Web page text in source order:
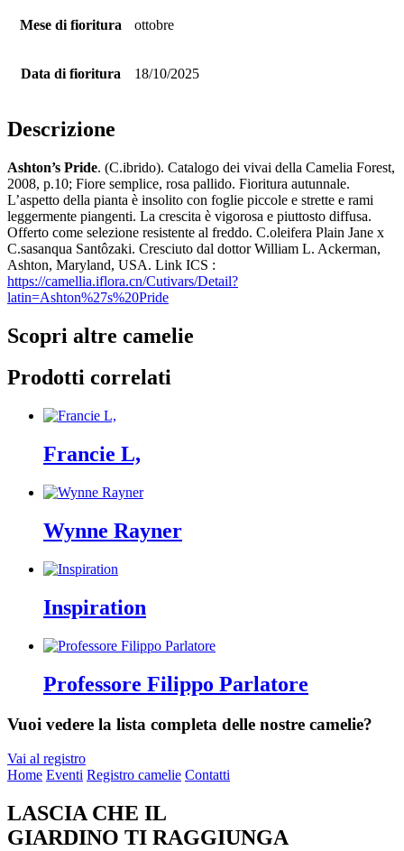
Mese di fioritura ottobre
Data di fioritura 18/10/2025
Descrizione
Ashton’s Pride. (C.ibrido). Catalogo dei vivai della Camelia Forest,
2008, p.10; Fiore semplice, rosa pallido. Fioritura autunnale.
L’aspetto della pianta è insolito con foglie piccole e strette e rami
leggermente piangenti. La crescita è vigorosa e piuttosto diffusa.
Offerto come selezione resistente al freddo. C.oleifera Plain Jane x
C.sasanqua Santôzaki. Cresciuto dal dottor William L. Ackerman,
Ashton, Maryland, USA. Link ICS :
https://camellia.iflora.cn/Cutivars/Detail?
latin=Ashton%27s%20Pride
Scopri altre camelie
Prodotti correlati
Francie L,
Wynne Rayner
Inspiration
Professore Filippo Parlatore
Vuoi vedere la lista completa delle nostre camelie?
Vai al registro
Home Eventi Registro camelie Contatti
LASCIA CHE IL
GIARDINO TI RAGGIUNGA